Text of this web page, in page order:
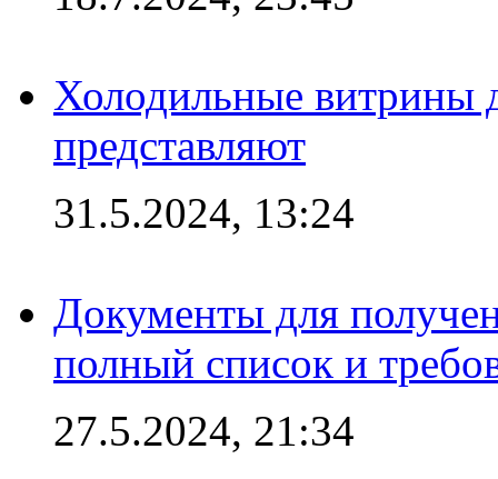
Холодильные витрины
представляют
31.5.2024, 13:24
Документы для
полный список и
27.5.2024, 21:34